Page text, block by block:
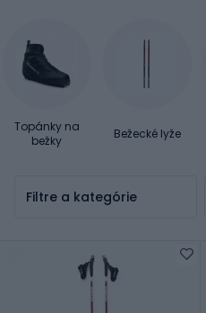
Topánky na
bežky
Bežecké lyže
Filtre a kategórie